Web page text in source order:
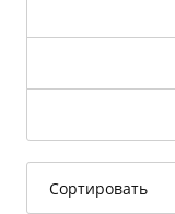
Сортировать